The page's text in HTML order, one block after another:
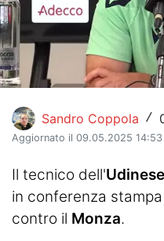
Pallamano
Altre
News
Turismo
Eventi
Sandro Coppola /
Aggiornato il 09.05.2025 14:53
Il tecnico dell'Udinese
in conferenza
contro il Monza.